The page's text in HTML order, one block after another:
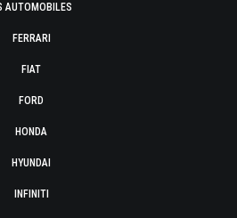
AUTOMOBILES
FERRARI
FIAT
FORD
HONDA
HYUNDAI
INFINITI